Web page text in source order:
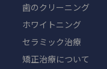
歯のクリーニング
ホワイトニング
セラミック治療
矯正治療について